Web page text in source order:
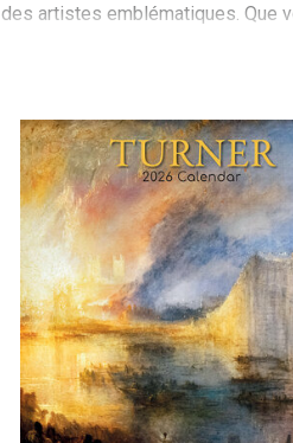
des artistes emblématiques. Que
parfait pour illuminer vos murs et